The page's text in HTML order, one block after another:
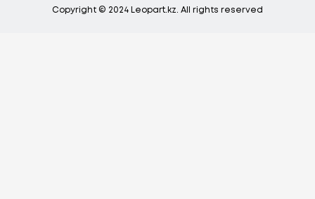
Copyright © 2024 Leopart.kz. All rights reserved